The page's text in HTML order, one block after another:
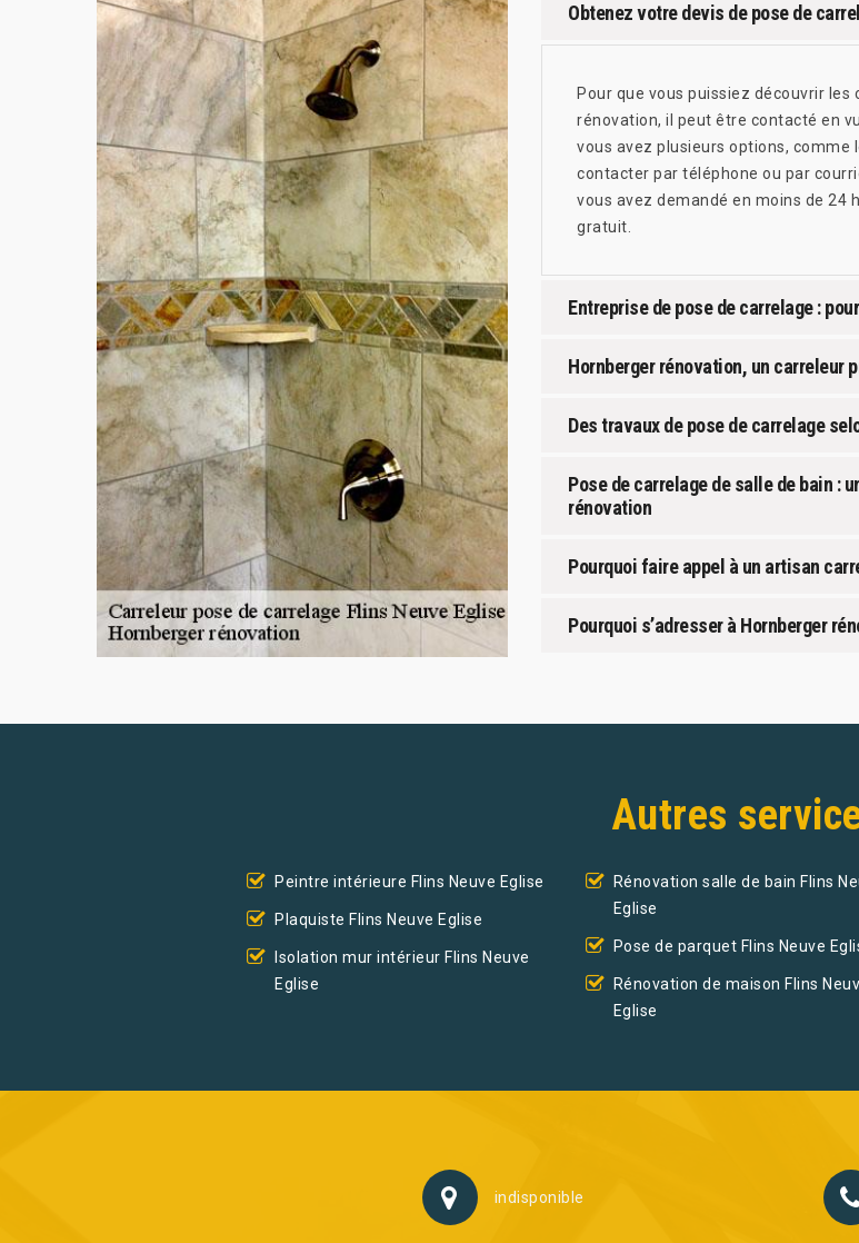
Obtenez votre devis de pose de
Pour que vous puissiez découvrir
rénovation, il peut être contacté en
vous avez plusieurs options, comme
contacter par téléphone ou par
vous avez demandé en moins de 24
gratuit.
Entreprise de pose de carrelage :
Hornberger rénovation, un carreleur
Des travaux de pose de carrelage
Pose de carrelage de salle de bain :
rénovation
Pourquoi faire appel à un artisan
Pourquoi s’adresser à Hornberger
Autres
Peintre intérieure Flins Neuve Eglise
Plaquiste Flins Neuve Eglise
Isolation mur intérieur Flins Neuve
Eglise
Rénovation salle de bain Flins
Eglise
Pose de parquet Flins Neuve
Rénovation de maison Flins
Eglise
indisponible